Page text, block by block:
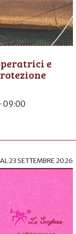
e
09:00
23 SETTEMBRE 2026